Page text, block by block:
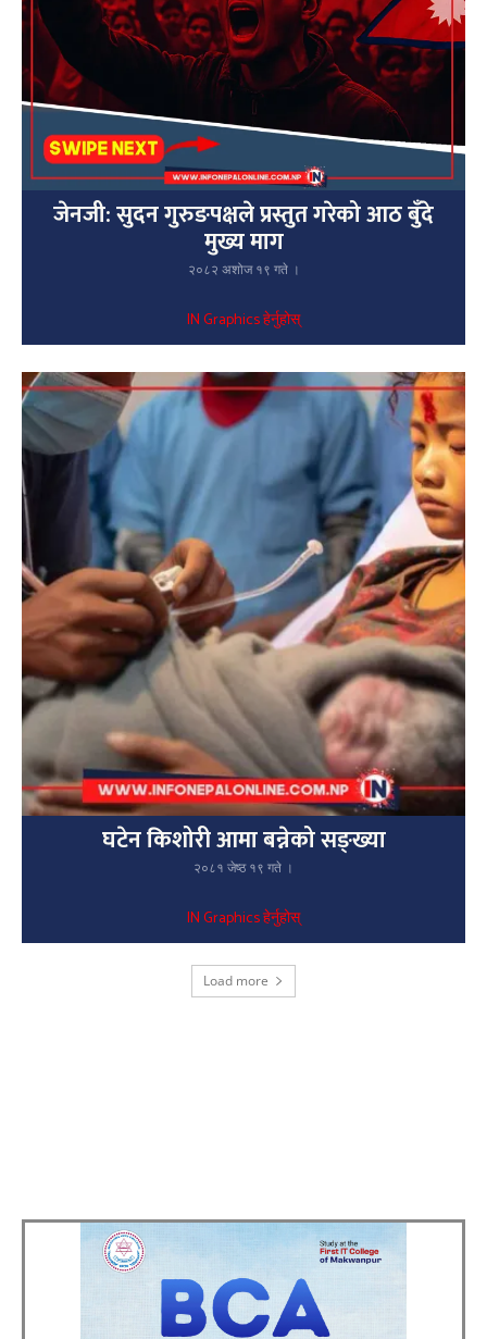
जेनजी: सुदन गुरुङपक्षले प्रस्तुत गरेको आठ बुँदे
मुख्य माग
२०८२ अशोज १९ गते ।
IN Graphics हेर्नुहोस्
घटेन किशोरी आमा बन्नेको सङ्ख्या
२०८१ जेष्ठ १९ गते ।
IN Graphics हेर्नुहोस्
Load more